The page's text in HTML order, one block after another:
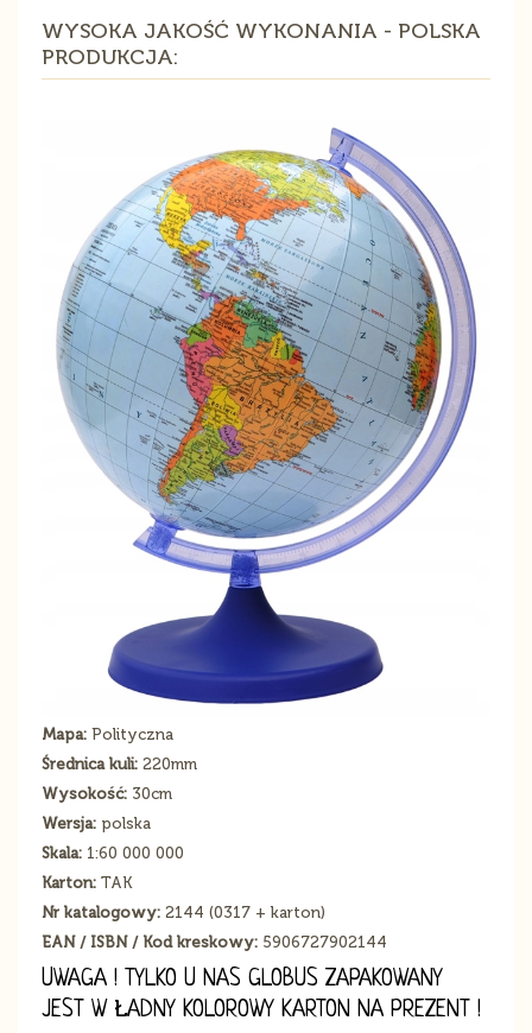
WYSOKA JAKOŚĆ WYKONANIA - POLSKA
PRODUKCJA:
Mapa: Polityczna
Średnica kuli: 220mm
Wysokość: 30cm
Wersja: polska
Skala: 1:60 000 000
Karton: TAK
Nr katalogowy: 2144 (0317 + karton)
EAN / ISBN / Kod kreskowy: 5906727902144
UWAGA ! TYLKO U NAS GLOBUS ZAPAKOWANY
JEST W ŁADNY KOLOROWY KARTON NA PREZENT !